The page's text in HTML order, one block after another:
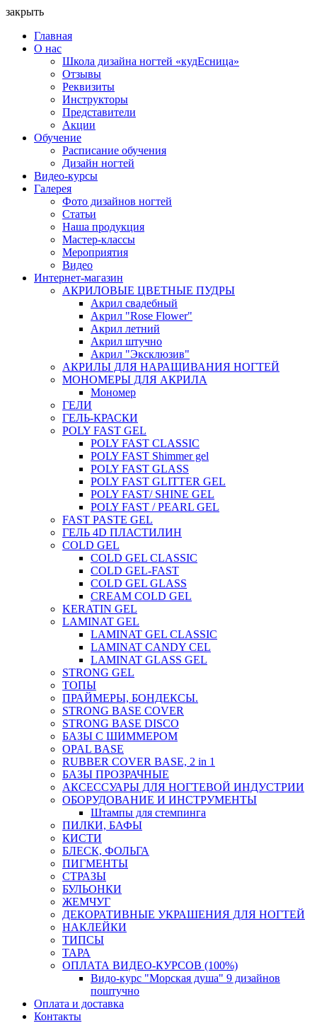
закрыть
Главная
О нас
Школа дизайна ногтей «кудЕсница»
Отзывы
Реквизиты
Инструкторы
Представители
Акции
Обучение
Расписание обучения
Дизайн ногтей
Видео-курсы
Галерея
Фото дизайнов ногтей
Статьи
Наша продукция
Мастер-классы
Мероприятия
Видео
Интернет-магазин
АКРИЛОВЫЕ ЦВЕТНЫЕ ПУДРЫ
Акрил свадебный
Акрил "Rose Flower"
Акрил летний
Акрил штучно
Акрил "Эксклюзив"
АКРИЛЫ ДЛЯ НАРАЩИВАНИЯ НОГТЕЙ
МОНОМЕРЫ ДЛЯ АКРИЛА
Мономер
ГЕЛИ
ГЕЛЬ-КРАСКИ
POLY FAST GEL
POLY FAST CLASSIC
POLY FAST Shimmer gel
POLY FAST GLASS
POLY FAST GLITTER GEL
POLY FAST/ SHINE GEL
POLY FAST / PEARL GEL
FAST PASTE GEL
ГЕЛЬ 4D ПЛАСТИЛИН
COLD GEL
COLD GEL CLASSIC
COLD GEL-FAST
COLD GEL GLASS
CREAM COLD GEL
KERATIN GEL
LAMINAT GEL
LAMINAT GEL CLASSIС
LAMINAT CANDY CEL
LAMINAT GLASS GEL
STRONG GEL
ТОПЫ
ПРАЙМЕРЫ, БОНДЕКСЫ.
STRONG BASE COVER
STRONG BASE DISCO
БАЗЫ С ШИММЕРОМ
OPAL BASE
RUBBER COVER BASE, 2 in 1
БАЗЫ ПРОЗРАЧНЫЕ
АКСЕССУАРЫ ДЛЯ НОГТЕВОЙ ИНДУСТРИИ
ОБОРУДОВАНИЕ И ИНСТРУМЕНТЫ
Штампы для стемпинга
ПИЛКИ, БАФЫ
КИСТИ
БЛЕСК, ФОЛЬГА
ПИГМЕНТЫ
СТРАЗЫ
БУЛЬОНКИ
ЖЕМЧУГ
ДЕКОРАТИВНЫЕ УКРАШЕНИЯ ДЛЯ НОГТЕЙ
НАКЛЕЙКИ
ТИПСЫ
ТАРА
ОПЛАТА ВИДЕО-КУРСОВ (100%)
Видо-курс "Морская душа" 9 дизайнов
поштучно
Оплата и доставка
Контакты